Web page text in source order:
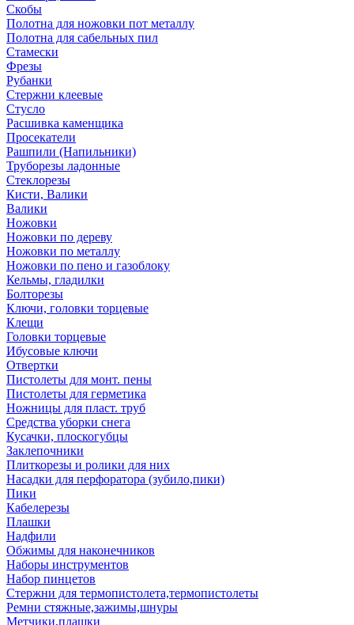
Скобы
Полотна для ножовки пот металлу
Полотна для сабельных пил
Стамески
Фрезы
Рубанки
Стержни клеевые
Стусло
Расшивка каменщика
Просекатели
Рашпили (Напильники)
Труборезы ладонные
Стеклорезы
Кисти, Валики
Валики
Ножовки
Ножовки по дереву
Ножовки по металлу
Ножовки по пено и газоблоку
Кельмы, гладилки
Болторезы
Ключи, головки торцевые
Клещи
Головки торцевые
Ибусовые ключи
Отвертки
Пистолеты для монт. пены
Пистолеты для герметика
Ножницы для пласт. труб
Средства уборки снега
Кусачки, плоскогубцы
Заклепочники
Плиткорезы и ролики для них
Насадки для перфоратора (зубило,пики)
Пики
Кабелерезы
Плашки
Надфили
Обжимы для наконечников
Наборы инструментов
Набор пинцетов
Стержни для термопистолета,термопистолеты
Ремни стяжные,зажимы,шнуры
Метчики,плашки